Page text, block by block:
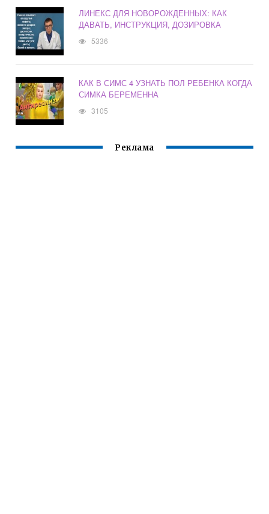
ЛИНЕКС ДЛЯ НОВОРОЖДЕННЫХ: КАК
ДАВАТЬ, ИНСТРУКЦИЯ, ДОЗИРОВКА
5336
КАК В СИМС 4 УЗНАТЬ ПОЛ РЕБЕНКА КОГДА
СИМКА БЕРЕМЕННА
3105
Реклама